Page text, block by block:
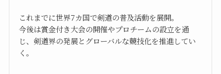
これまでに世界7カ国で剣道の普及活動を展開。
今後は賞金付き大会の開催やプロチームの設立を通
じ、剣道界の発展とグローバルな競技化を推進してい
く。